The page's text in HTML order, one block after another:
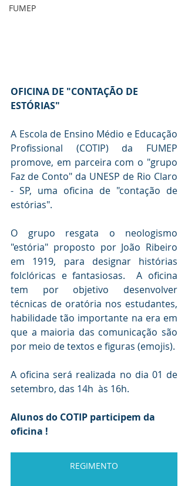
FUMEP
OFICINA DE "CONTAÇÃO DE
ESTÓRIAS"
A Escola de Ensino Médio e Educação
Profissional (COTIP) da FUMEP
promove, em parceira com o "grupo
Faz de Conto" da UNESP de Rio Claro
- SP, uma oficina de "contação de
estórias".
O grupo resgata o neologismo
"estória" proposto por João Ribeiro
em 1919, para designar histórias
folclóricas e fantasiosas.  A oficina
tem por objetivo desenvolver
técnicas de oratória nos estudantes,
habilidade tão importante na era em
que a maioria das comunicação são
por meio de textos e figuras (emojis).
A oficina será realizada no dia 01 de
setembro, das 14h  às 16h.
Alunos do COTIP participem da
oficina !
REGIMENTO